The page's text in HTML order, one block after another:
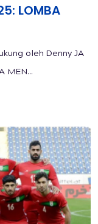
LOMBA
oleh Denny JA
LOMBA MEN...